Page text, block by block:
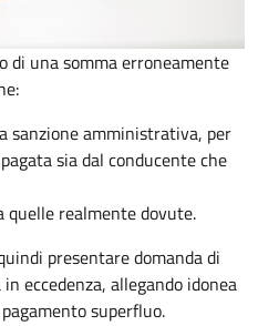
di una somma erroneamente
sanzione amministrativa, per
sia dal conducente che
quelle realmente dovute.
presentare domanda di
eccedenza, allegando idonea
superfluo.